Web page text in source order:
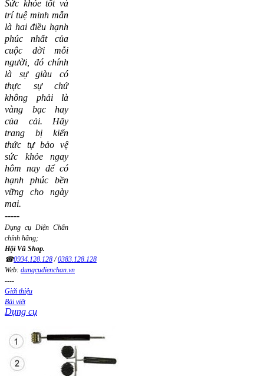
Sức khỏe tốt và
trí tuệ minh mẫn
là hai điều hạnh
phúc nhất của
cuộc đời mỗi
người, đó chính
là sự giàu có
thực sự chứ
không phải là
vàng bạc hay
của cải. Hãy
trang bị kiến
thức tự bảo vệ
sức khỏe ngay
hôm nay để có
hạnh phúc bền
vững cho ngày
mai.
-----
Dụng cụ Diện Chẩn
chính hãng;
Hội Vũ Shop.
☎0934.128.128/0383.128.128
Web: dungcudienchan.vn
----
Giới thiệu
Bài viết
Dụng cụ